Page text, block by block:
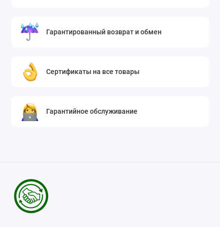
Гарантированный возврат и обмен
Сертификаты на все товары
Гарантийное обслуживание